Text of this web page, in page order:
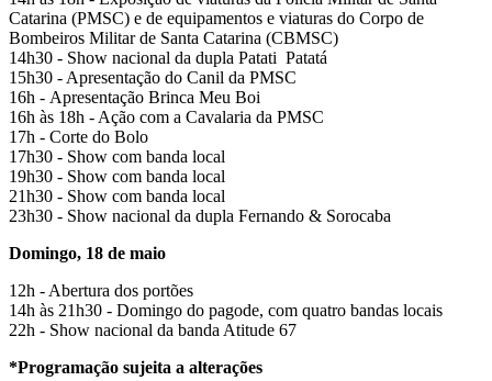
Catarina (PMSC) e de equipamentos e viaturas do Corpo de
Bombeiros Militar de Santa Catarina (CBMSC)
14h30 - Show nacional da dupla Patati Patatá
15h30 - Apresentação do Canil da PMSC
16h - Apresentação Brinca Meu Boi
16h às 18h - Ação com a Cavalaria da PMSC
17h - Corte do Bolo
17h30 - Show com banda local
19h30 - Show com banda local
21h30 - Show com banda local
23h30 - Show nacional da dupla Fernando & Sorocaba
Domingo, 18 de maio
12h - Abertura dos portões
14h às 21h30 - Domingo do pagode, com quatro bandas locais
22h - Show nacional da banda Atitude 67
*Programação sujeita a alterações